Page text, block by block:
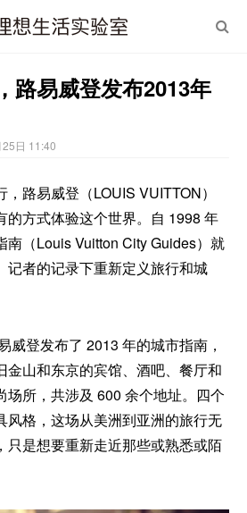
路易威登发布2013年
日 11:40
路易威登（LOUIS VUITTON）
的方式体验这个世界。自 1998 年
南（Louis Vuitton City Guides）就
记者的记录下重新定义旅行和城
威登发布了 2013 年的城市指南，
金山和东京的宾馆、酒吧、餐厅和
场所，共涉及 600 余个地址。四个
风格，这场从美洲到亚洲的旅行无
只是想要重新走近那些或熟悉或陌